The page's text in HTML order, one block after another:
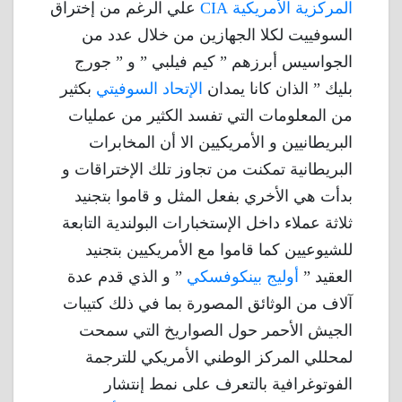
المركزية الأمريكية CIA
علي الرغم من إختراق
السوفييت لكلا الجهازين من خلال عدد من
الجواسيس أبرزهم ” كيم فيلبي ” و ” جورج
بليك ” الذان كانا يمدان الإتحاد السوفيتي بكثير
من المعلومات التي تفسد الكثير من عمليات
البريطانيين و الأمريكيين الا أن المخابرات
البريطانية تمكنت من تجاوز تلك الإختراقات و
بدأت هي الأخري بفعل المثل و قاموا بتجنيد
ثلاثة عملاء داخل الإستخبارات البولندية التابعة
للشيوعيين كما قاموا مع الأمريكيين بتجنيد
العقيد ” أوليج بينكوفسكي ” و الذي قدم عدة
آلاف من الوثائق المصورة بما في ذلك كتيبات
الجيش الأحمر حول الصواريخ التي سمحت
لمحللي المركز الوطني الأمريكي للترجمة
الفوتوغرافية بالتعرف على نمط إنتشار